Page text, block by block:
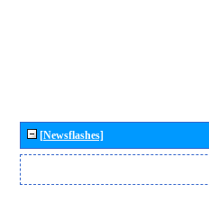
[Newsflashes]